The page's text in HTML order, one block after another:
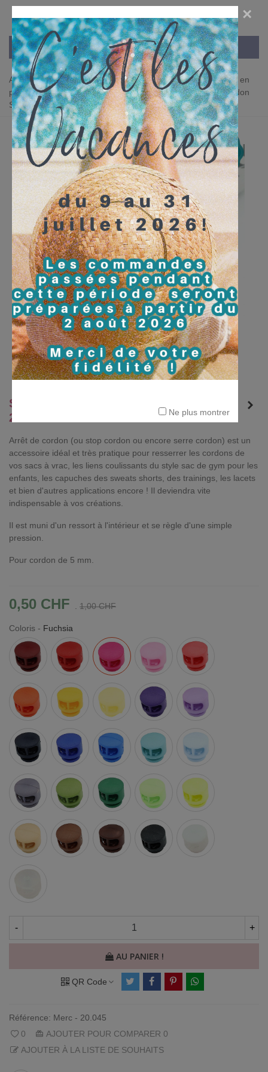
Accueil > MERCERIE CREATIVE > Fermoirs > Fermoirs en
plastique, Boucles à clip, Stop cordons > Stop/Arrêt de cordon
Smartie - 26 couleurs
STOP/ARRÊT DE CORDON SMARTIE -
26 COULEURS
Arrêt de cordon (ou stop cordon ou encore serre cordon) est un
accessoire idéal et très pratique pour resserrer les cordons de
vos sacs à vrac, les liens coulissants du style sac de gym pour les
enfants, les capuches des sweats shorts, des trainings, les lacets
et bien d'autres applications encore ! Il deviendra vite
indispensable à vos créations.
Il est muni d'un ressort à l'intérieur et se règle d'une simple
pression.
Pour cordon de 5 mm.
0,50 CHF 1,00 CHF
Coloris - Fuchsia
Bordeaux
Rouge Fuchsia Rose Corail
Orange Tournesol
Jaune
Clair
Violet Mauve
Bleu
Foncé
Bleu
Marine
Bleu
Roi
Aqua
Clair
Gris Olive
Vert
foncé
Vert
Clair
Jaune
Flashy
Cappuccino Chocolat Café Noir
Blanc
- +
AU PANIER !
QR Code
Référence: Merc - 20.045
0
AJOUTER POUR COMPARER 0
AJOUTER À LA LISTE DE SOUHAITS
×
Ne plus montrer